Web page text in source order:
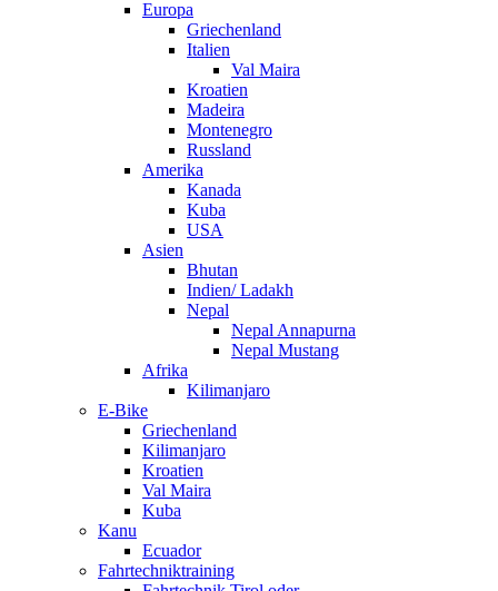
Europa
Griechenland
Italien
Val Maira
Kroatien
Madeira
Montenegro
Russland
Amerika
Kanada
Kuba
USA
Asien
Bhutan
Indien/ Ladakh
Nepal
Nepal Annapurna
Nepal Mustang
Afrika
Kilimanjaro
E-Bike
Griechenland
Kilimanjaro
Kroatien
Val Maira
Kuba
Kanu
Ecuador
Fahrtechniktraining